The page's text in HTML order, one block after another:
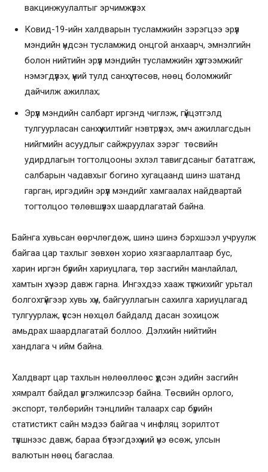
вакцинжуулалтыг эрчимжүүлэх
Ковид-19-ийн халдварын тусламжийн зэрэгцээ эрүүл
мэндийн үндсэн тусламжид онцгой анхаарч, эмнэлгийн
болон нийтийн эрүүл мэндийн тусламжийн хүртээмжийг
нэмэгдүүлэх, үүний тулд санхүү, төсөв, нөөц боломжийг
дайчилж ажиллах;
Эрүүл мэндийн салбарт иргэнд чиглэж, гүйцэтгэлд
тулгуурласан санхүүжилтийг нэвтрүүлэх, эмч ажиллагсдын
нийгмийн асуудлыг сайжруулах зэрэг төсвийн
удирдлагын тогтолцооны эхлэл тавигдсаныг бататгаж,
салбарын чадавхыг богино хугацаанд шинэ шатанд
гарган, иргэдийн эрүүл мэндийг хамгаалах найдвартай
тогтолцоо төлөвшүүлэх шаардлагатай байна.
Байнга хувьсан өөрчлөгдөж, шинэ шинэ бэрхшээл учруулж
байгаа цар тахлыг зөвхөн хорио хязгаарлалтаар бус,
харин иргэн бүрийн хариуцлага, төр засгийн манлайлал,
хамтын хүчээр давж гарна. Ингэхдээ хааж түгжихийг урьтал
болгохгүйгээр хувь хүн, байгууллагын сахилга хариуцлагад
тулгуурлаж, үүссэн нөхцөл байдалд дасан зохицож
амьдрах шаардлагатай боллоо. Дэлхийн нийтийн
хандлага ч ийм байна.
Халдварт цар тахлын нөлөөллөөс үүдсэн эдийн засгийн
хямралт байдал үргэлжилсээр байна. Төсвийн орлого,
экспорт, төлбөрийн тэнцлийн талаарх сар бүрийн
статистикт сайн мэдээ байгаа ч инфляц зорилтот
түвшнээс давж, бараа бүтээгдэхүүний үнэ өсөж, улсын
валютын нөөц багаслаа.